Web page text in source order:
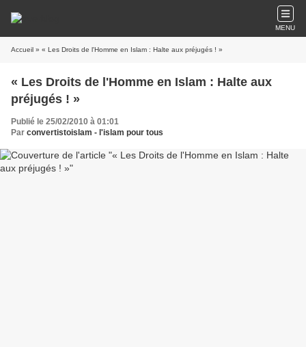
MENU
Accueil » « Les Droits de l'Homme en Islam : Halte aux préjugés ! »
« Les Droits de l'Homme en Islam : Halte aux
préjugés ! »
Publié le 25/02/2010 à 01:01
Par convertistoislam - l'islam pour tous